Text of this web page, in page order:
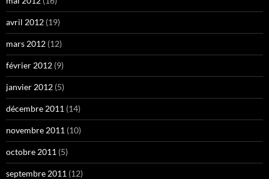
avril 2012 (19)
mars 2012 (12)
février 2012 (9)
janvier 2012 (5)
décembre 2011 (14)
novembre 2011 (10)
octobre 2011 (5)
septembre 2011 (12)